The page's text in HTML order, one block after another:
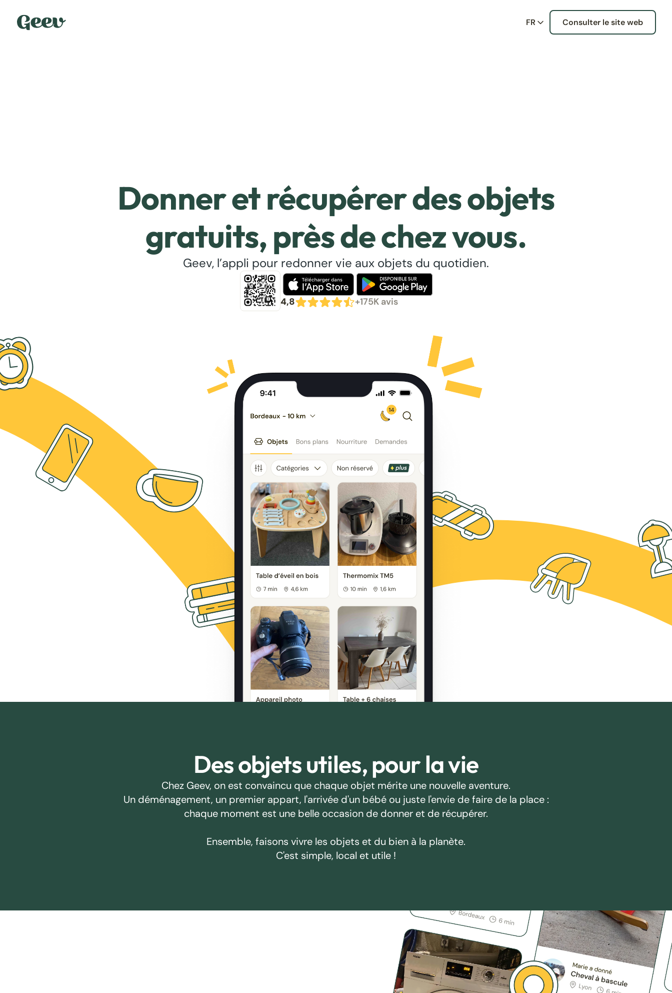
FR Consulter le site web
Donner et récupérer des objets
gratuits, près de chez vous.
Geev, l’appli pour redonner vie aux objets du quotidien.
4,8 +175K avis
Des objets utiles, pour la vie
Chez Geev, on est convaincu que chaque objet mérite une nouvelle aventure.
Un déménagement, un premier appart, l'arrivée d'un bébé ou juste l'envie de faire de la place :
chaque moment est une belle occasion de donner et de récupérer.
Ensemble, faisons vivre les objets et du bien à la planète.
C'est simple, local et utile !